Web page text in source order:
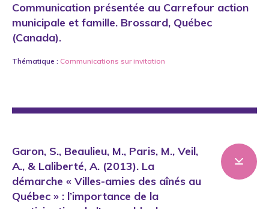
Communication présentée au Carrefour action
municipale et famille. Brossard, Québec
(Canada).
Thématique : Communications sur invitation
Garon, S., Beaulieu, M., Paris, M., Veil,
A., & Laliberté, A. (2013). La
démarche « Villes-amies des aînés au
Québec » : l’importance de la